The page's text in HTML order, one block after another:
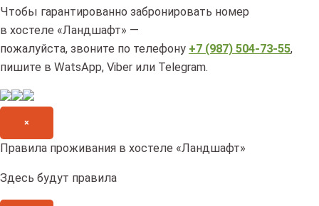
Чтобы гарантированно забронировать номер
в хостеле «Ландшафт» —
пожалуйста, звоните по телефону +7 (987) 504-73-55,
пишите в WatsApp, Viber или Telegram.
×
Правила проживания в хостеле «Ландшафт»
Здесь будут правила